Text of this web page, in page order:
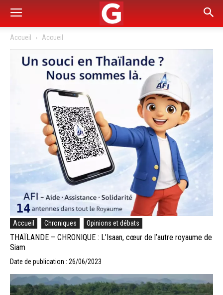
Accueil Accueil
Accueil Chroniques Opinions et débats
THAÏLANDE – CHRONIQUE : L’Isaan, cœur de l’autre royaume de
Siam
Date de publication : 26/06/2023